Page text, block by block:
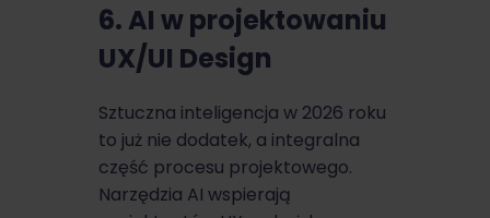
6. AI w projektowaniu
UX/UI Design
Sztuczna inteligencja w 2026 roku
to już nie dodatek, a integralna
część procesu projektowego.
Narzędzia AI wspierają